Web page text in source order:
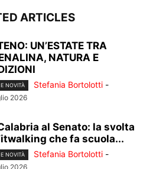
ARTICLES
UN’ESTATE TRA
NATURA E
NOVITÀ Stefania Bortolotti -
2026
al Senato: la svolta
che fa scuola...
NOVITÀ Stefania Bortolotti -
2026